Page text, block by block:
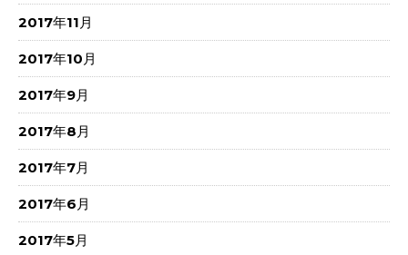
2017年11月
2017年10月
2017年9月
2017年8月
2017年7月
2017年6月
2017年5月